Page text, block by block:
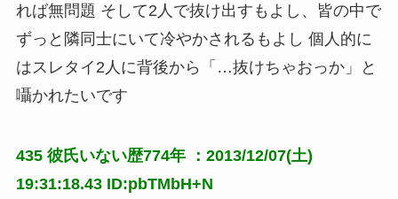
れば無問題 そして2人で抜け出すもよし、皆の中で
ずっと隣同士にいて冷やかされるもよし 個人的に
はスレタイ2人に背後から「…抜けちゃおっか」と
囁かれたいです
435 彼氏いない歴774年
：2013/12/07(土)
19:31:18.43 ID:pbTMbH+N